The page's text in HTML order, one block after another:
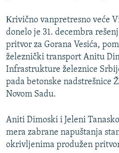
Кrivično vanpretresno veće
donelo je 31. decembra
pritvor za Gorana Vesića,
železnički transport Anitu
Infrastrukture železnice
pada betonske nadstrešnice
Novom Sadu.
Aniti Dimoski i Jeleni
mera zabrane napuštanja
okrivljenima produžen